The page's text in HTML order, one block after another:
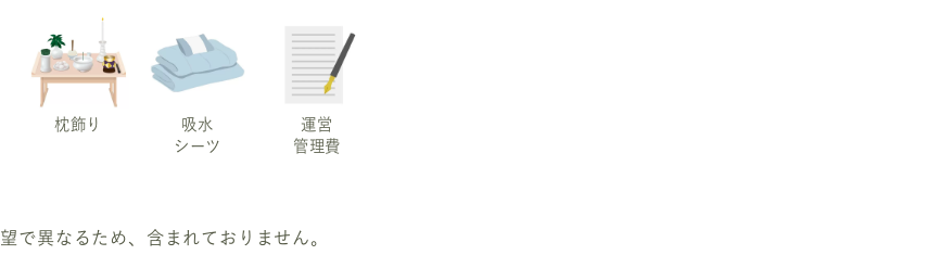
枕飾り
吸水
シーツ
運営
管理費
で異なるため、含まれておりません。